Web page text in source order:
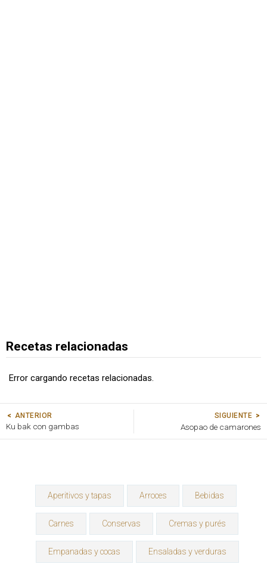
Recetas relacionadas
Error cargando recetas relacionadas.
ANTERIOR
Ku bak con gambas
SIGUIENTE
Asopao de camarones
Aperitivos y tapas Arroces Bebidas
Carnes Conservas Cremas y purés
Empanadas y cocas Ensaladas y verduras